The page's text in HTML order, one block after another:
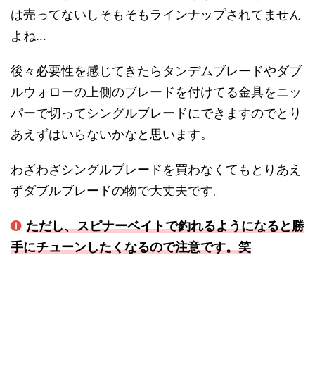
は売ってないしそもそもラインナップされてません
よね…
後々必要性を感じてきたらタンデムブレードやダブ
ルウォローの上側のブレードを付けてる金具をニッ
パーで切ってシングルブレードにできますのでとり
あえずはいらないかなと思います。
わざわざシングルブレードを買わなくてもとりあえ
ずダブルブレードの物で大丈夫です。
ただし、スピナーベイトで釣れるようになると勝
手にチューンしたくなるので注意です。笑